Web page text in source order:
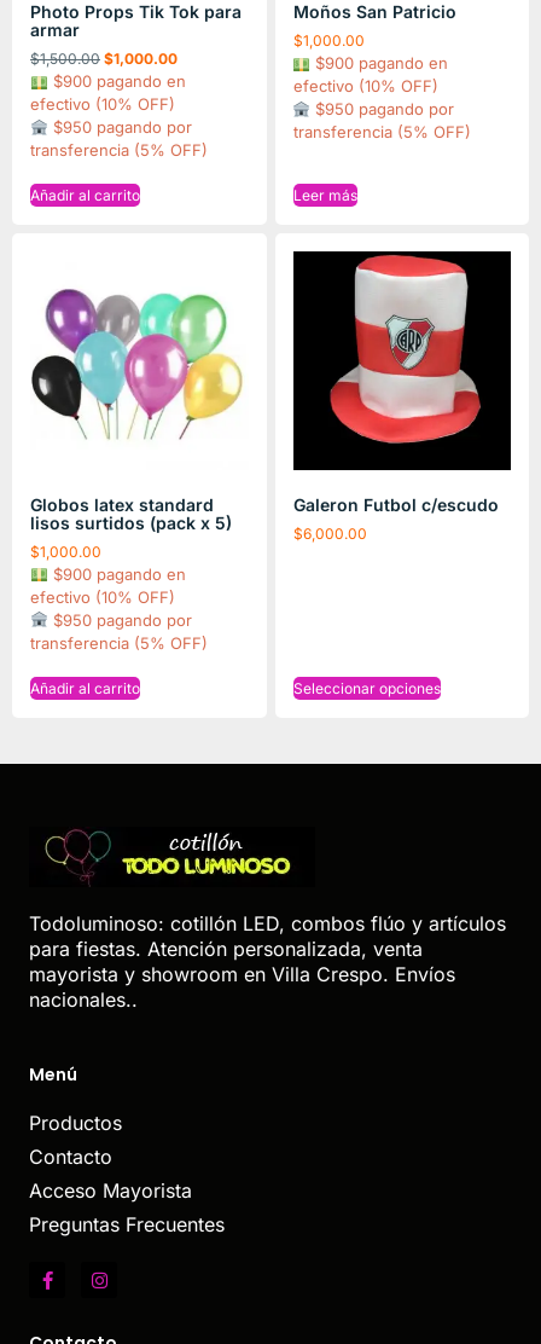
Photo Props Tik Tok para
armar
$1,500.00 $1,000.00
$900 pagando en
efectivo (10% OFF)
$950 pagando por
transferencia (5% OFF)
Añadir al carrito
Moños San Patricio
$1,000.00
$900 pagando en
efectivo (10% OFF)
$950 pagando por
transferencia (5% OFF)
Leer más
Globos latex standard
lisos surtidos (pack x 5)
$1,000.00
$900 pagando en
efectivo (10% OFF)
$950 pagando por
transferencia (5% OFF)
Añadir al carrito
Galeron Futbol c/escudo
$6,000.00
Seleccionar opciones
Todoluminoso: cotillón LED, combos flúo y artículos
para fiestas. Atención personalizada, venta
mayorista y showroom en Villa Crespo. Envíos
nacionales..
Menú
Productos
Contacto
Acceso Mayorista
Preguntas Frecuentes